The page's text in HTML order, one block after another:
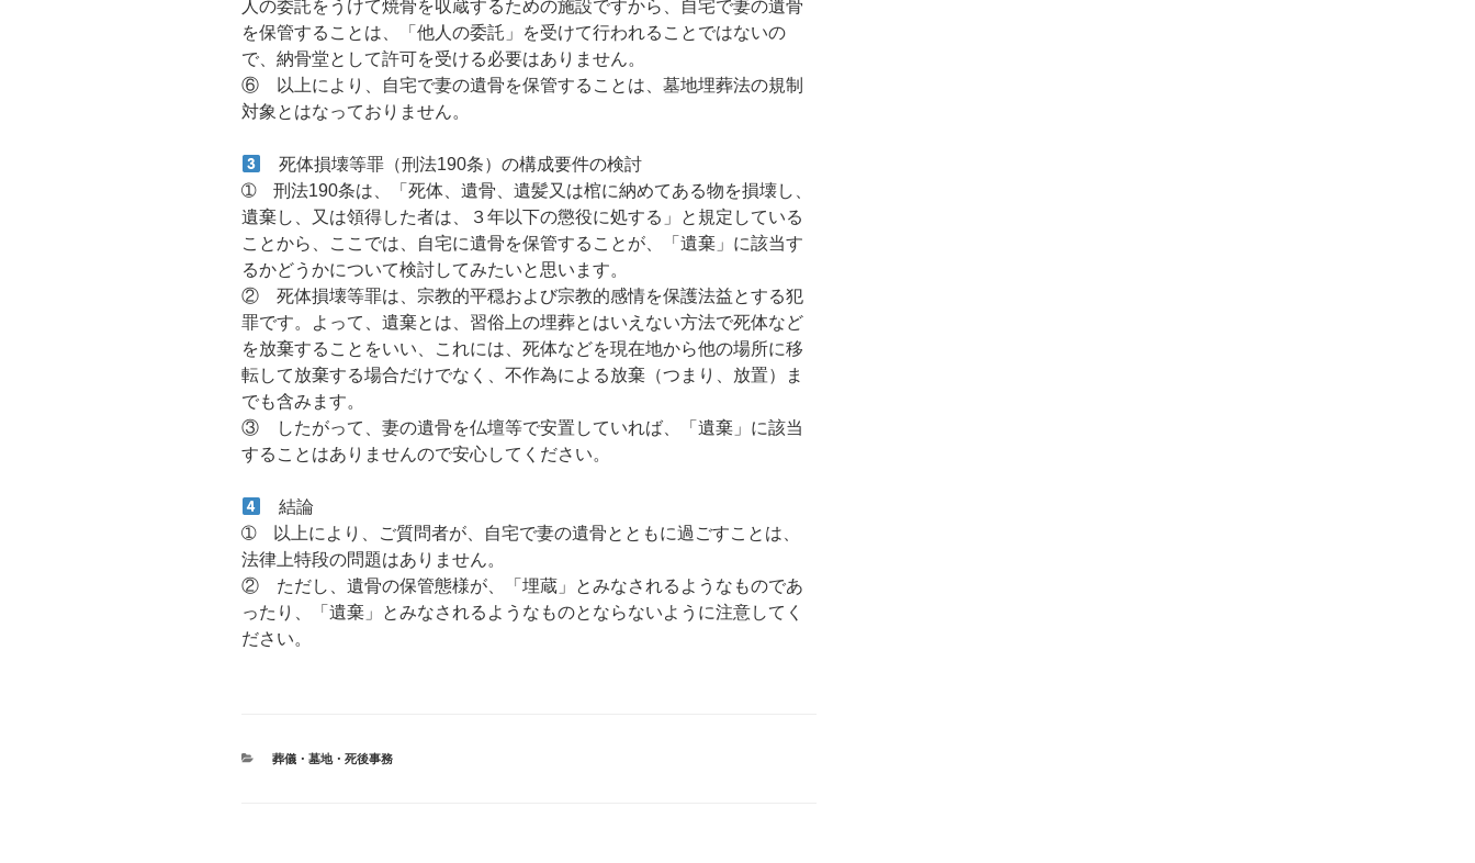
人の委託をうけて焼骨を収蔵するための施設ですから、自宅で妻の遺骨
を保管することは、「他人の委託」を受けて行われることではないの
で、納骨堂として許可を受ける必要はありません。
⑥ 以上により、自宅で妻の遺骨を保管することは、墓地埋葬法の規制
対象とはなっておりません。
死体損壊等罪（刑法190条）の構成要件の検討
➀ 刑法190条は、「死体、遺骨、遺髪又は棺に納めてある物を損壊し、
遺棄し、又は領得した者は、３年以下の懲役に処する」と規定している
ことから、ここでは、自宅に遺骨を保管することが、「遺棄」に該当す
るかどうかについて検討してみたいと思います。
② 死体損壊等罪は、宗教的平穏および宗教的感情を保護法益とする犯
罪です。よって、遺棄とは、習俗上の埋葬とはいえない方法で死体など
を放棄することをいい、これには、死体などを現在地から他の場所に移
転して放棄する場合だけでなく、不作為による放棄（つまり、放置）ま
でも含みます。
③ したがって、妻の遺骨を仏壇等で安置していれば、「遺棄」に該当
することはありませんので安心してください。
結論
➀ 以上により、ご質問者が、自宅で妻の遺骨とともに過ごすことは、
法律上特段の問題はありません。
② ただし、遺骨の保管態様が、「埋蔵」とみなされるようなものであ
ったり、「遺棄」とみなされるようなものとならないように注意してく
ださい。
カ
葬儀・墓地・死後事務